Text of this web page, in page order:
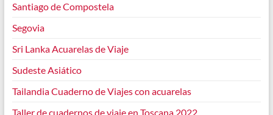
Santiago de Compostela
Segovia
Sri Lanka Acuarelas de Viaje
Sudeste Asiático
Tailandia Cuaderno de Viajes con acuarelas
Taller de cuadernos de viaje en Toscana 2022